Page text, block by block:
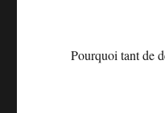
Pourquoi tant de